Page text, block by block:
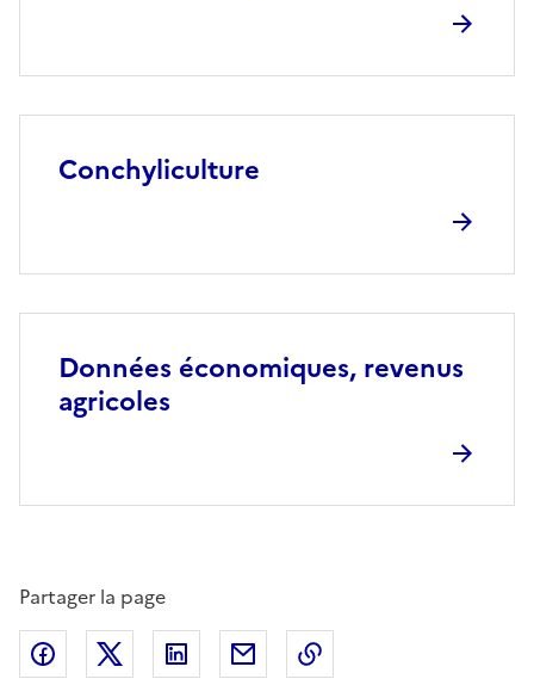
Conchyliculture
Données économiques, revenus
agricoles
Partager la page
Partager sur Facebook
Partager sur X (anciennement Twitter)
Partager sur LinkedIn
Partager par email